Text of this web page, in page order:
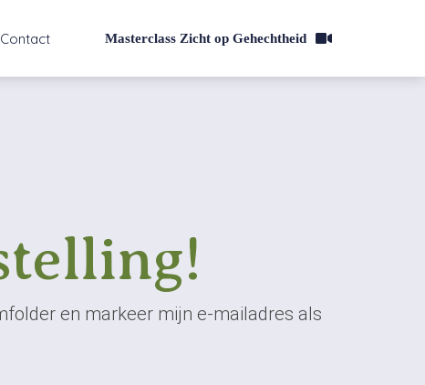
Contact Masterclass Zicht op Gehechtheid
en markeer mijn e-mailadres als